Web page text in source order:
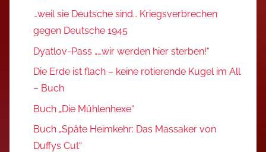
…weil sie Deutsche sind… Kriegsverbrechen
gegen Deutsche 1945
Dyatlov-Pass „…wir werden hier sterben!“
Die Erde ist flach – keine rotierende Kugel im All
– Buch
Buch „Die Mühlenhexe“
Buch „Späte Heimkehr: Das Massaker von
Duffys Cut“